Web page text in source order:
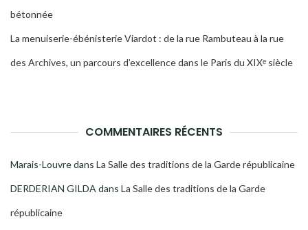
bétonnée
La menuiserie-ébénisterie Viardot : de la rue Rambuteau à la rue
des Archives, un parcours d’excellence dans le Paris du XIXᵉ siècle
COMMENTAIRES RÉCENTS
Marais-Louvredans La Salle des traditions de la Garde républicaine
DERDERIAN GILDA dans La Salle des traditions de la Garde
républicaine